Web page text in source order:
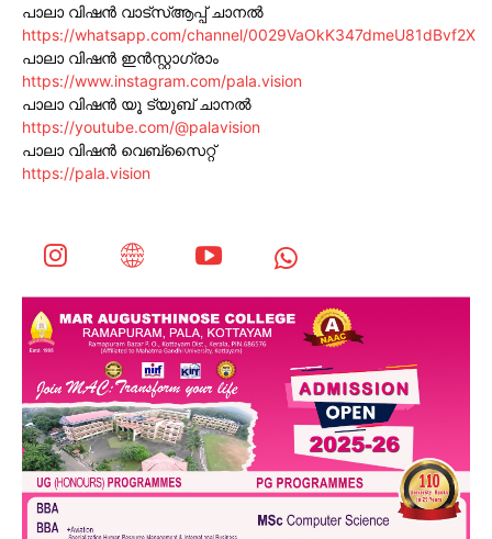
പാലാ വിഷൻ വാട്സ്ആപ്പ് ചാനൽ
https://whatsapp.com/channel/0029VaOkK347dmeU81dBvf2X
പാലാ വിഷൻ ഇൻസ്റ്റാഗ്രാം
https://www.instagram.com/pala.vision
പാലാ വിഷൻ യൂ ട്യൂബ് ചാനൽ
https://youtube.com/@palavision
പാലാ വിഷൻ വെബ്സൈറ്റ്
https://pala.vision